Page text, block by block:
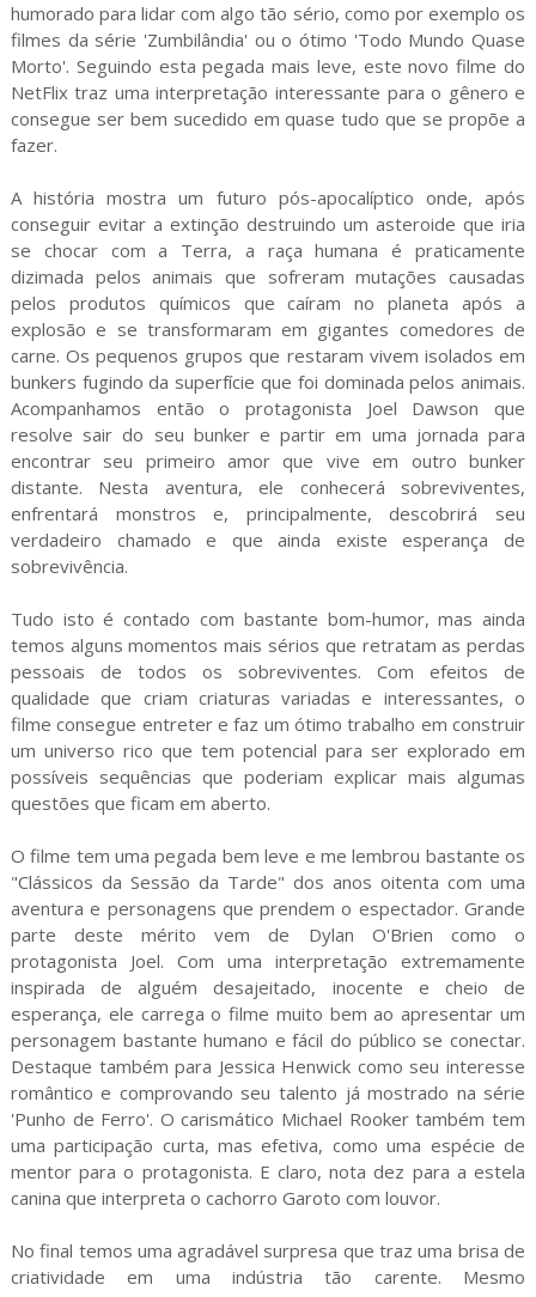
humorado para lidar com algo tão sério, como por exemplo os
filmes da série 'Zumbilândia' ou o ótimo 'Todo Mundo Quase
Morto'. Seguindo esta pegada mais leve, este novo filme do
NetFlix traz uma interpretação interessante para o gênero e
consegue ser bem sucedido em quase tudo que se propõe a
fazer.
A história mostra um futuro pós-apocalíptico onde, após
conseguir evitar a extinção destruindo um asteroide que iria
se chocar com a Terra, a raça humana é praticamente
dizimada pelos animais que sofreram mutações causadas
pelos produtos químicos que caíram no planeta após a
explosão e se transformaram em gigantes comedores de
carne. Os pequenos grupos que restaram vivem isolados em
bunkers fugindo da superfície que foi dominada pelos animais.
Acompanhamos então o protagonista Joel Dawson que
resolve sair do seu bunker e partir em uma jornada para
encontrar seu primeiro amor que vive em outro bunker
distante. Nesta aventura, ele conhecerá sobreviventes,
enfrentará monstros e, principalmente, descobrirá seu
verdadeiro chamado e que ainda existe esperança de
sobrevivência.
Tudo isto é contado com bastante bom-humor, mas ainda
temos alguns momentos mais sérios que retratam as perdas
pessoais de todos os sobreviventes. Com efeitos de
qualidade que criam criaturas variadas e interessantes, o
filme consegue entreter e faz um ótimo trabalho em construir
um universo rico que tem potencial para ser explorado em
possíveis sequências que poderiam explicar mais algumas
questões que ficam em aberto.
O filme tem uma pegada bem leve e me lembrou bastante os
"Clássicos da Sessão da Tarde" dos anos oitenta com uma
aventura e personagens que prendem o espectador. Grande
parte deste mérito vem de Dylan O'Brien como o
protagonista Joel. Com uma interpretação extremamente
inspirada de alguém desajeitado, inocente e cheio de
esperança, ele carrega o filme muito bem ao apresentar um
personagem bastante humano e fácil do público se conectar.
Destaque também para Jessica Henwick como seu interesse
romântico e comprovando seu talento já mostrado na série
'Punho de Ferro'. O carismático Michael Rooker também tem
uma participação curta, mas efetiva, como uma espécie de
mentor para o protagonista. E claro, nota dez para a estela
canina que interpreta o cachorro Garoto com louvor.
No final temos uma agradável surpresa que traz uma brisa de
criatividade em uma indústria tão carente. Mesmo